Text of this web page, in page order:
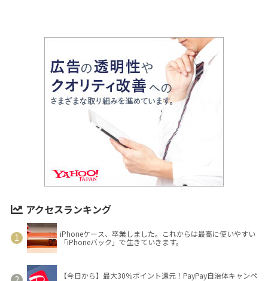
アクセスランキング
iPhoneケース、卒業しました。これからは最高に使いやすい
「iPhoneバック」で生きていきます。
【今日から】最大30％ポイント還元！PayPay自治体キャンペ